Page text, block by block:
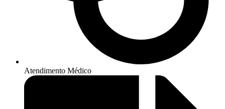
Atendimento Médico